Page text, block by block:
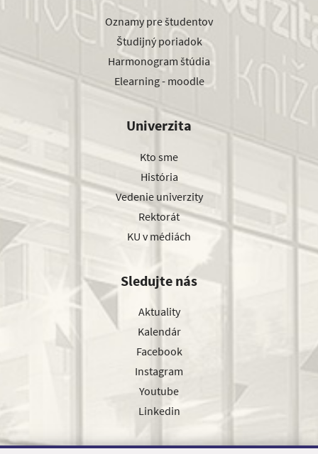
Oznamy pre študentov
Študijný poriadok
Harmonogram štúdia
Elearning - moodle
Univerzita
Kto sme
História
Vedenie univerzity
Rektorát
KU v médiách
Sledujte nás
Aktuality
Kalendár
Facebook
Instagram
Youtube
Linkedin